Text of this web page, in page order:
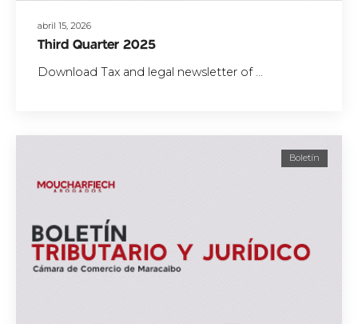
abril 15, 2026
Third Quarter 2025
Download Tax and legal newsletter of ...
Boletín